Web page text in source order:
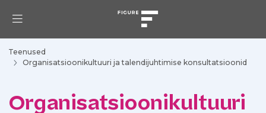
Teenused
Organisatsioonikultuuri ja talendijuhtimise konsultatsioonid
Organisatsioonikultuuri